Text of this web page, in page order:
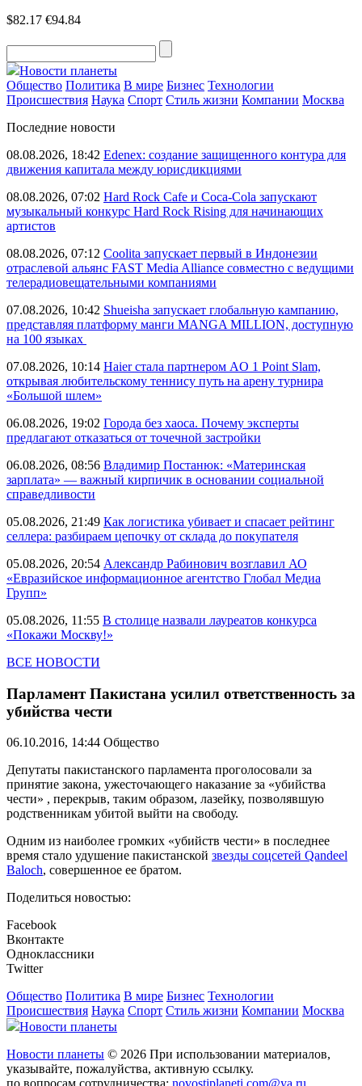
$82.17 €94.84
Новости планеты
Общество Политика В мире Бизнес Технологии
Происшествия Наука Спорт Стиль жизни Компании Москва
Последние новости
08.08.2026, 18:42 Edenex: создание защищенного контура для
движения капитала между юрисдикциями
08.08.2026, 07:02 Hard Rock Cafe и Coca-Cola запускают
музыкальный конкурс Hard Rock Rising для начинающих
артистов
08.08.2026, 07:12 Coolita запускает первый в Индонезии
отраслевой альянс FAST Media Alliance совместно с ведущими
телерадиовещательными компаниями
07.08.2026, 10:42 Shueisha запускает глобальную кампанию,
представляя платформу манги MANGA MILLION, доступную
на 100 языках
07.08.2026, 10:14 Haier стала партнером AO 1 Point Slam,
открывая любительскому теннису путь на арену турнира
«Большой шлем»
06.08.2026, 19:02 Города без хаоса. Почему эксперты
предлагают отказаться от точечной застройки
06.08.2026, 08:56 Владимир Постанюк: «Материнская
зарплата» — важный кирпичик в основании социальной
справедливости
05.08.2026, 21:49 Как логистика убивает и спасает рейтинг
селлера: разбираем цепочку от склада до покупателя
05.08.2026, 20:54 Александр Рабинович возглавил АО
«Евразийское информационное агентство Глобал Медиа
Групп»
05.08.2026, 11:55 В столице назвали лауреатов конкурса
«Покажи Москву!»
ВСЕ НОВОСТИ
Парламент Пакистана усилил ответственность за
убийства чести
06.10.2016, 14:44 Общество
Депутаты пакистанского парламента проголосовали за
принятие закона, ужесточающего наказание за «убийства
чести» , перекрыв, таким образом, лазейку, позволявшую
родственникам убитой выйти на свободу.
Одним из наиболее громких «убийств чести» в последнее
время стало удушение пакистанской звезды соцсетей Qandeel
Baloch, совершенное ее братом.
Поделиться новостью:
Facebook
Вконтакте
Одноклассники
Twitter
Общество Политика В мире Бизнес Технологии
Происшествия Наука Спорт Стиль жизни Компании Москва
Новости планеты
Новости планеты © 2026 При использовании материалов,
указывайте, пожалуйства, активную ссылку.